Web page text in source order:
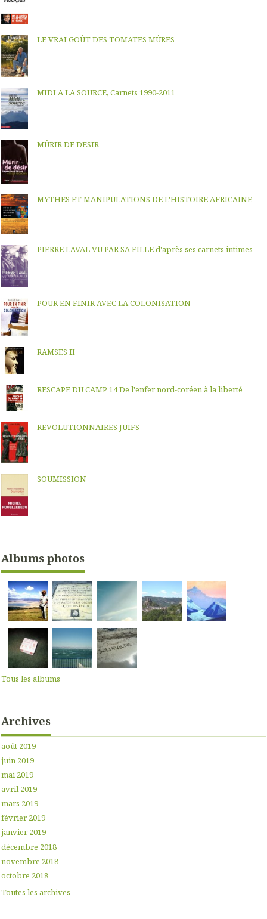
LE VRAI GOÛT DES TOMATES MÛRES
MIDI A LA SOURCE, Carnets 1990-2011
MÛRIR DE DESIR
MYTHES ET MANIPULATIONS DE L'HISTOIRE AFRICAINE
PIERRE LAVAL VU PAR SA FILLE d'après ses carnets intimes
POUR EN FINIR AVEC LA COLONISATION
RAMSES II
RESCAPE DU CAMP 14 De l'enfer nord-coréen à la liberté
REVOLUTIONNAIRES JUIFS
SOUMISSION
Albums photos
Tous les albums
Archives
août 2019
juin 2019
mai 2019
avril 2019
mars 2019
février 2019
janvier 2019
décembre 2018
novembre 2018
octobre 2018
Toutes les archives